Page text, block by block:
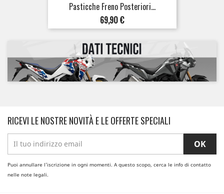
Pasticche Freno Posteriori...
Prezzo
69,90 €
RICEVI LE NOSTRE NOVITÀ E LE OFFERTE SPECIALI
Puoi annullare l'iscrizione in ogni momenti. A questo scopo, cerca le info di contatto
nelle note legali.